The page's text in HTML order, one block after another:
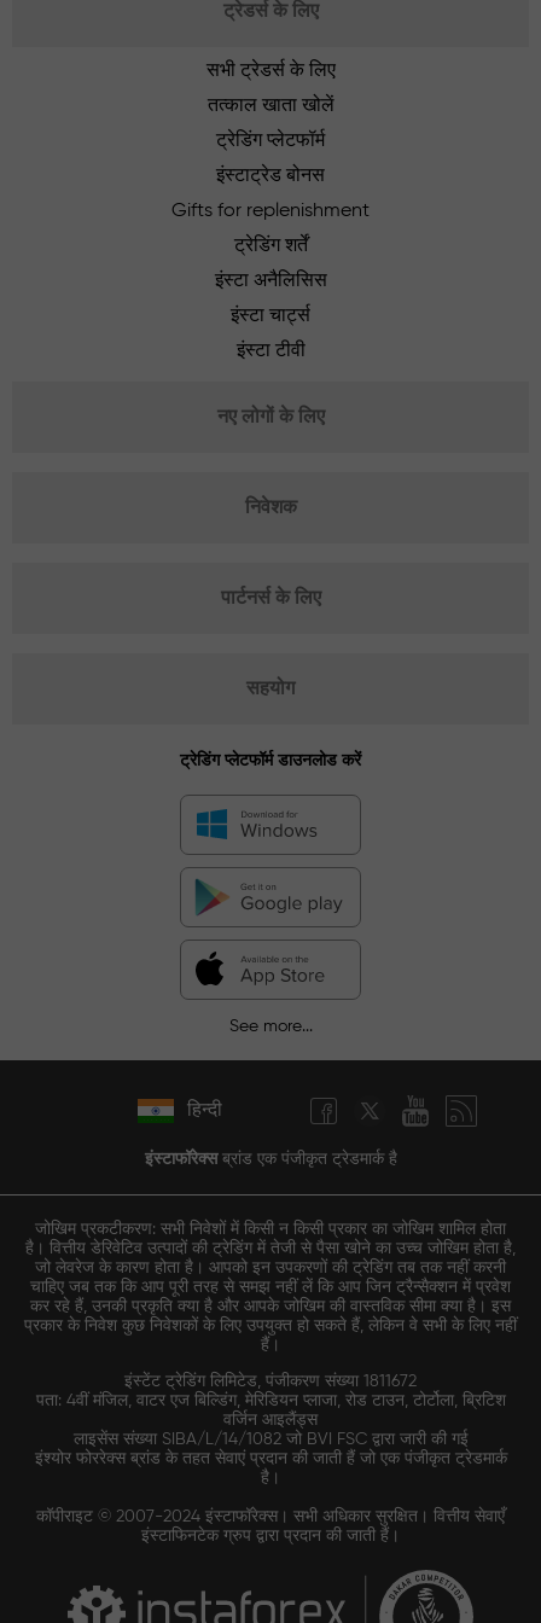
ट्रेडर्स के लिए
सभी ट्रेडर्स के लिए
तत्काल खाता खोलें
ट्रेडिंग प्लेटफॉर्म
इंस्टाट्रेड बोनस
Gifts for replenishment
ट्रेडिंग शर्तें
इंस्टा अनैलिसिस
इंस्टा चार्ट्स
इंस्टा टीवी
नए लोगों के लिए
निवेशक
पार्टनर्स के लिए
सहयोग
ट्रेडिंग प्लेटफॉर्म डाउनलोड करें
See more...
हिन्दी
इंस्टाफॉरेक्सब्रांड एक पंजीकृत ट्रेडमार्क है
जोखिम प्रकटीकरण: सभी निवेशों में किसी न किसी प्रकार का जोखिम शामिल होता
है। वित्तीय डेरिवेटिव उत्पादों की ट्रेडिंग में तेजी से पैसा खोने का उच्च जोखिम होता है,
जो लेवरेज के कारण होता है। आपको इन उपकरणों की ट्रेडिंग तब तक नहीं करनी
चाहिए जब तक कि आप पूरी तरह से समझ नहीं लें कि आप जिन ट्रैन्सैक्शन में प्रवेश
कर रहे हैं, उनकी प्रकृति क्या है और आपके जोखिम की वास्तविक सीमा क्या है। इस
प्रकार के निवेश कुछ निवेशकों के लिए उपयुक्त हो सकते हैं, लेकिन वे सभी के लिए नहीं
हैं।
इंस्टेंट ट्रेडिंग लिमिटेड, पंजीकरण संख्या 1811672
पता: 4वीं मंजिल, वाटर एज बिल्डिंग, मेरिडियन प्लाजा, रोड टाउन, टोर्टोला, ब्रिटिश
वर्जिन आइलैंड्स
लाइसेंस संख्या SIBA/L/14/1082 जो BVI FSC द्वारा जारी की गई
इंश्योर फोररेक्स ब्रांड के तहत सेवाएं प्रदान की जाती हैं जो एक पंजीकृत ट्रेडमार्क
है।
कॉपीराइट © 2007-2024 इंस्टाफॉरेक्स। सभी अधिकार सुरक्षित। वित्तीय सेवाएँ
इंस्टाफिनटेक ग्रुप द्वारा प्रदान की जाती हैं।